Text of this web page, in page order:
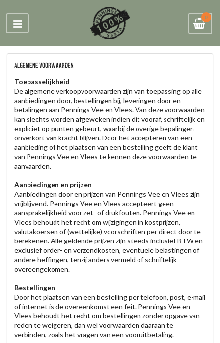
0
Algemene voorwaarden
Toepasselijkheid
De algemene verkoopvoorwaarden zijn van toepassing op alle
aanbiedingen door, bestellingen bij, leveringen door en
betalingen aan Pennings Vee en Vlees. Van deze voorwaarden
kan slechts worden afgeweken indien dit vooraf, schriftelijk en
expliciet op punten gebeurt, waarbij de overige bepalingen
onverkort van kracht blijven. Door het accepteren van een
aanbieding of het plaatsen van een bestelling geeft de klant
van Pennings Vee en Vlees te kennen deze voorwaarden te
aanvaarden.
Aanbiedingen en prijzen
Aanbiedingen door en prijzen van Pennings Vee en Vlees zijn
vrijblijvend. Pennings Vee en Vlees accepteert geen
aansprakelijkheid voor zet- of drukfouten. Pennings Vee en
Vlees behoudt het recht om wijzigingen in kostprijzen,
valutakoersen of (wettelijke) voorschriften per direct door te
berekenen. Alle geldende prijzen zijn steeds inclusief BTW en
exclusief order- en verzendkosten, eventuele belastingen of
andere heffingen, tenzij anders vermeld of schriftelijk
overeengekomen.
Bestellingen
Door het plaatsen van een bestelling per telefoon, post, e-mail
of internet is de overeenkomst een feit. Pennings Vee en
Vlees behoudt het recht om bestellingen zonder opgave van
reden te weigeren, dan wel voorwaarden daaraan te
verbinden, zoals het vragen van een vooruitbetaling.